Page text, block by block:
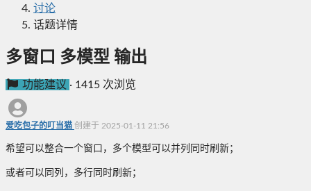
讨论
话题详情
多窗口 多模型 输出
功能建议 · 1415 次浏览
爱吃包子的叮当猫 创建于 2025-01-11 21:56
希望可以整合一个窗口，多个模型可以并列同时刷新；
或者可以同列，多行同时刷新；